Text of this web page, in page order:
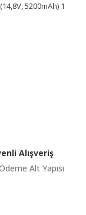
5200mAh) 1
Alışveriş
Alt Yapısı